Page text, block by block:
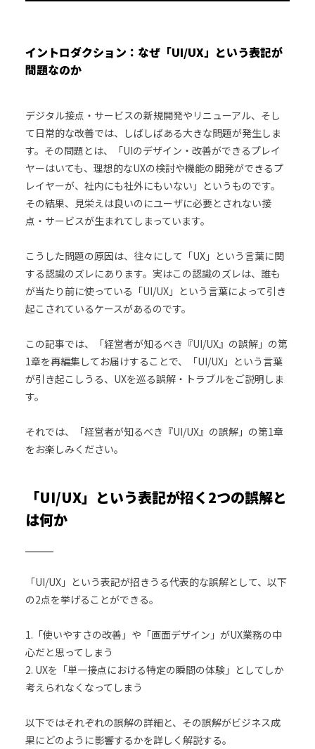
イントロダクション：なぜ「UI/UX」という表記が
問題なのか
デジタル接点・サービスの新規開発やリニューアル、そし
て日常的な改善では、しばしばある大きな問題が発生しま
す。その問題とは、「UIのデザイン・改善ができるプレイ
ヤーはいても、理想的なUXの検討や機能の開発ができるプ
レイヤーが、社内にも社外にもいない」というものです。
その結果、見栄えは良いのにユーザに必要とされない接
点・サービスが生まれてしまっています。
こうした問題の原因は、往々にして「UX」という言葉に関
する認識のズレにあります。実はこの認識のズレは、誰も
が当たり前に使っている「UI/UX」という言葉によって引き
起こされているケースがあるのです。
この記事では、「経営者が知るべき『UI/UX』の誤解」の第
1章を再編集してお届けすることで、「UI/UX」という言葉
が引き起こしうる、UXを巡る誤解・トラブルをご説明しま
す。
それでは、「経営者が知るべき『UI/UX』の誤解」の第1章
をお楽しみください。
「UI/UX」という表記が招く2つの誤解と
は何か
「UI/UX」という表記が招きうる代表的な誤解として、以下
の2点を挙げることができる。
1.「使いやすさの改善」や「画面デザイン」がUX業務の中
心だと思ってしまう
2. UXを「単一接点における特定の瞬間の体験」としてしか
考えられなくなってしまう
以下ではそれぞれの誤解の詳細と、その誤解がビジネス成
果にどのように影響するかを詳しく解説する。